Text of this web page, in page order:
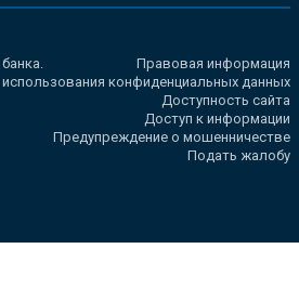
Правовая информация
конфиденциальных данных
Доступность сайта
Доступ к информации
Предупреждение о мошенничестве
Подать жалобу